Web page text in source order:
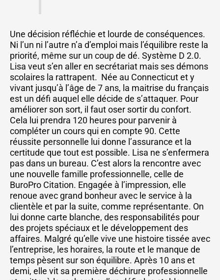
Une décision réfléchie et lourde de conséquences.
Ni l’un ni l’autre n’a d’emploi mais l’équilibre reste la
priorité, même sur un coup de dé. Système D 2.0.
Lisa veut s’en aller en secrétariat mais ses démons
scolaires la rattrapent. Née au Connecticut et y
vivant jusqu’à l’âge de 7 ans, la maitrise du français
est un défi auquel elle décide de s’attaquer. Pour
améliorer son sort, il faut oser sortir du confort.
Cela lui prendra 120 heures pour parvenir à
compléter un cours qui en compte 90. Cette
réussite personnelle lui donne l’assurance et la
certitude que tout est possible. Lisa ne s’enfermera
pas dans un bureau. C’est alors la rencontre avec
une nouvelle famille professionnelle, celle de
BuroPro Citation. Engagée à l’impression, elle
renoue avec grand bonheur avec le service à la
clientèle et par la suite, comme représentante. On
lui donne carte blanche, des responsabilités pour
des projets spéciaux et le développement des
affaires. Malgré qu’elle vive une histoire tissée avec
l’entreprise, les horaires, la route et le manque de
temps pèsent sur son équilibre. Après 10 ans et
demi, elle vit sa première déchirure professionnelle